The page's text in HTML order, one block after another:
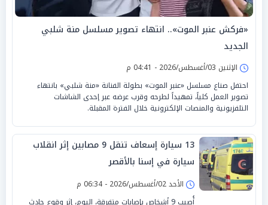
«فركش عنبر الموت».. انتهاء تصوير مسلسل منة شلبي
الجديد
الإثنين 03/أغسطس/2026 - 04:41 م
احتفل صناع مسلسل «عنبر الموت» بطولة الفنانة «منة شلبي» بانتهاء
تصوير العمل كلياً، تمهيداً لطرحه وقرب عرضه عبر إحدى الشاشات
التلفزيونية والمنصات الإلكترونية خلال الفترة المقبلة.
13 سيارة إسعاف تنقل 9 مصابين إثر انقلاب
سيارة في إسنا بالأقصر
الأحد 02/أغسطس/2026 - 06:34 م
أُصيب 9 أشخاص بإصابات متفرقة، اليوم، إثر وقوع حادث